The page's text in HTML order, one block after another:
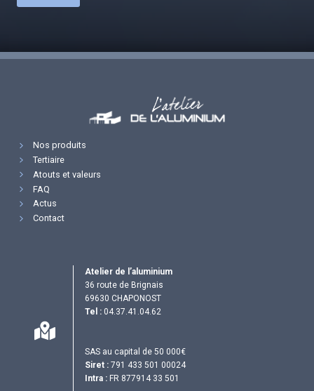
Nos produits
Tertiaire
Atouts et valeurs
FAQ
Actus
Contact
Atelier de l’aluminium
36 route de Brignais
69630 CHAPONOST
Tel : 04.37.41.04.62
SAS au capital de 50 000€
Siret : 791 433 501 00024
Intra : FR 877914 33 501